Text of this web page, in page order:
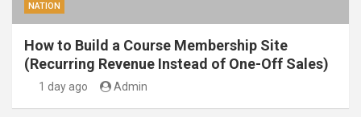
NATION
How to Build a Course Membership Site
(Recurring Revenue Instead of One-Off Sales)
1 day ago Admin